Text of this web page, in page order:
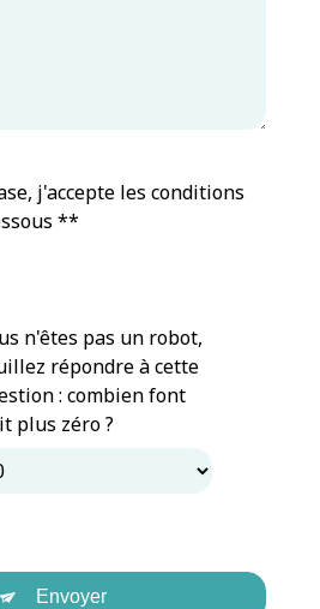
j'accepte les conditions
**
n'êtes pas un robot,
répondre à cette
: combien font
plus zéro ?
Envoyer